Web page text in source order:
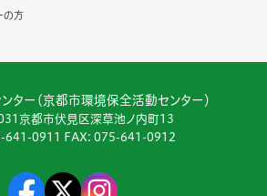
の方
ター（京都市環境保全活動センター）
京都市伏見区深草池ノ内町13
641-0911 FAX: 075-641-0912